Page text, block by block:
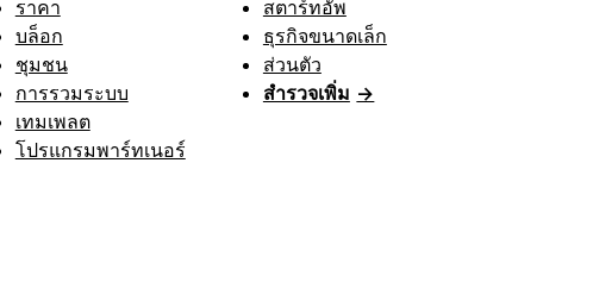
ราคา
บล็อก
ชุมชน
การรวมระบบ
เทมเพลต
โปรแกรมพาร์ทเนอร์
สตาร์ทอัพ
ธุรกิจขนาดเล็ก
ส่วนตัว
สำรวจเพิ่ม →